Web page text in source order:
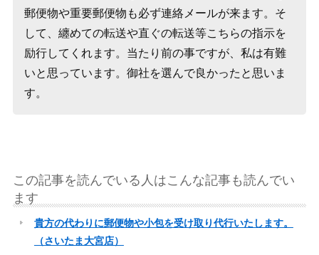
郵便物や重要郵便物も必ず連絡メールが来ます。そ
して、纏めての転送や直ぐの転送等こちらの指示を
励行してくれます。当たり前の事ですが、私は有難
いと思っています。御社を選んで良かったと思いま
す。
この記事を読んでいる人はこんな記事も読んでい
ます
貴方の代わりに郵便物や小包を受け取り代行いたします。
（さいたま大宮店）